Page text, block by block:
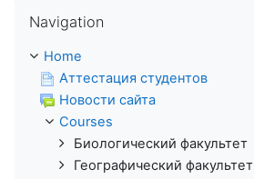
Navigation
Home
Аттестация студентов
Новости сайта
Courses
Биологический факультет
Географический факультет